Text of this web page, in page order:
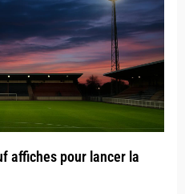
affiches pour lancer la